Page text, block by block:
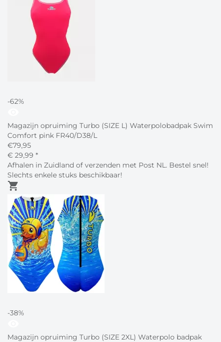
-62%
Magazijn opruiming Turbo (SIZE L) Waterpolobadpak Swim
Comfort pink FR40/D38/L
€79,95
€ 29,99 *
Afhalen in Zuidland of verzenden met Post NL. Bestel snel!
Slechts enkele stuks beschikbaar!
shopping_cart
-38%
Magazijn opruiming Turbo (SIZE 2XL) Waterpolo badpak